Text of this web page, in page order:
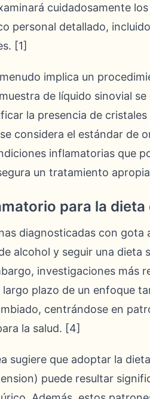
cuidadosamente
personal detallado,
[1]
implica un
de líquido sinovial
la presencia de
considera el estándar de
inflamatorias que
un tratamiento
para la dieta
diagnosticadas con gota
alcohol y seguir una dieta
investigaciones más
plazo de un enfoque
centrándose en
la salud. [4]
sugiere que adoptar la
puede resultar